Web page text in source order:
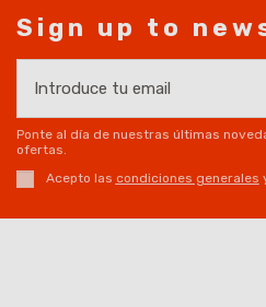
Sign up to
Ponte al día de nuestras últimas
ofertas.
Acepto las condiciones generales